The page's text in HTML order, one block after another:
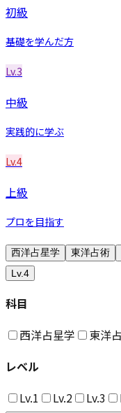
初級
基礎を学んだ方
Lv.3
中級
実践的に学ぶ
Lv.4
上級
プロを目指す
西洋占星学 東洋占術
Lv.4
科目
西洋占星学
東洋
レベル
Lv.1
Lv.2 Lv.3